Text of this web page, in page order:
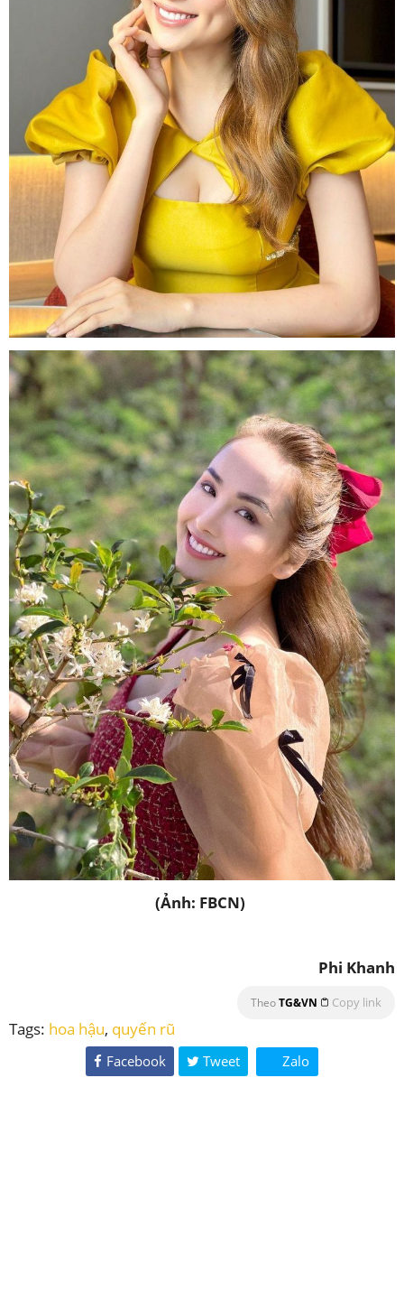
(Ảnh: FBCN)
Phi Khanh
TheoTG&VN Copy link
Tags: hoa hậu, quyến rũ
Facebook Tweet Zalo